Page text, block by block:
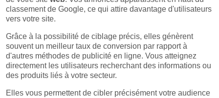
classement de Google, ce qui attire davantage d'utilisateurs
vers votre site.
Grâce à la possibilité de ciblage précis, elles génèrent
souvent un meilleur taux de conversion par rapport à
d'autres méthodes de publicité en ligne. Vous atteignez
directement les utilisateurs recherchant des informations ou
des produits liés à votre secteur.
Elles vous permettent de cibler précisément votre audience